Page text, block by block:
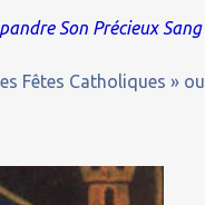
Son Précieux Sang
Fêtes Catholiques » ou